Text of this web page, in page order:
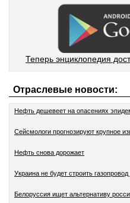
Теперь энциклопедия
Отраслевые новости:
Нефть дешевеет на опасениях
Сейсмологи прогнозируют крупное
Нефть снова дорожает
Украина не будет строить
Белоруссия ищет альтернативу